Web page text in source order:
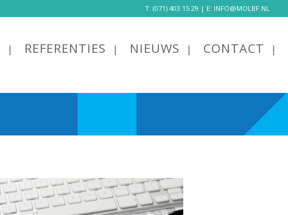
T: (071) 403 15 29 | E: INFO@MOLBF.NL
REFERENTIES NIEUWS CONTACT